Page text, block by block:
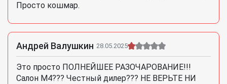
Просто кошмар.
Андрей Валушкин 28.05.2025
Это просто ПОЛНЕЙШЕЕ РАЗОЧАРОВАНИЕ!!!
Салон М4??? Честный дилер??? НЕ ВЕРЬТЕ НИ